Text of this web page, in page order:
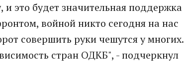
это будет значительная поддержка
войной никто сегодня на нас
совершить руки чешутся у многих.
стран ОДКБ", - подчеркнул